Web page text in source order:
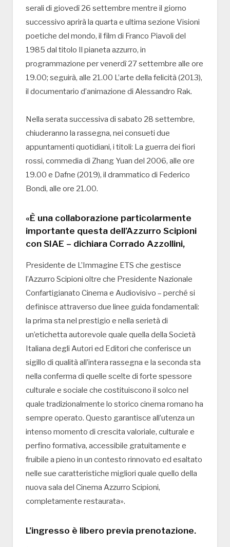
serali di giovedì 26 settembre mentre il giorno
successivo aprirà la quarta e ultima sezione Visioni
poetiche del mondo, il film di Franco Piavoli del
1985 dal titolo Il pianeta azzurro, in
programmazione per venerdì 27 settembre alle ore
19.00; seguirà, alle 21.00 L’arte della felicità (2013),
il documentario d’animazione di Alessandro Rak.
Nella serata successiva di sabato 28 settembre,
chiuderanno la rassegna, nei consueti due
appuntamenti quotidiani, i titoli: La guerra dei fiori
rossi, commedia di Zhang Yuan del 2006, alle ore
19.00 e Dafne (2019), il drammatico di Federico
Bondi, alle ore 21.00.
«È una collaborazione particolarmente
importante questa dell’Azzurro Scipioni
con SIAE – dichiara Corrado Azzollini,
Presidente de L’Immagine ETS che gestisce
l’Azzurro Scipioni oltre che Presidente Nazionale
Confartigianato Cinema e Audiovisivo – perché si
definisce attraverso due linee guida fondamentali:
la prima sta nel prestigio e nella serietà di
un’etichetta autorevole quale quella della Società
Italiana degli Autori ed Editori che conferisce un
sigillo di qualità all’intera rassegna e la seconda sta
nella conferma di quelle scelte di forte spessore
culturale e sociale che costituiscono il solco nel
quale tradizionalmente lo storico cinema romano ha
sempre operato. Questo garantisce all’utenza un
intenso momento di crescita valoriale, culturale e
perfino formativa, accessibile gratuitamente e
fruibile a pieno in un contesto rinnovato ed esaltato
nelle sue caratteristiche migliori quale quello della
nuova sala del Cinema Azzurro Scipioni,
completamente restaurata».
L’ingresso è libero previa prenotazione.